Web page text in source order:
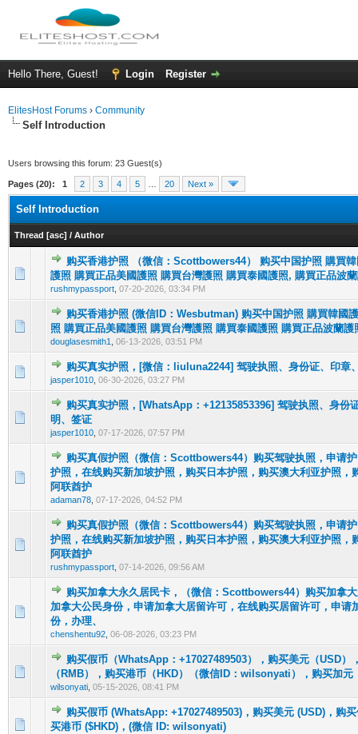
Hello There, Guest! Login Register
ElitesHost Forums › Community
Self Introduction
Users browsing this forum: 23 Guest(s)
Pages (20): 1 2 3 4 5 20 Next »
Self Introduction
Thread [asc] / Author
购买香港护照 （微信：Scottbowers44） 购买中国护照 購買
護照 購買正品美國護照 購買台灣護照 購買泰國護照, 購買正品波
rushmypassport 07-20-2026, 03:34 PM
0 Vote(s) - 0 out of 5 in Average
12345
购买香港护照 (微信ID：Wesbutman) 购买中国护照 購買韓國
照 購買正品美國護照 購買台灣護照 購買泰國護照 購買正品波蘭護
douglasesmith1 06-13-2026, 03:51 PM
0 Vote(s) - 0 out of 5 in Average
12345
购买真实护照，[微信：liuluna2244] 驾驶执照、身份证、印章
jasper1010 06-30-2026, 03:27 PM
0 Vote(s) - 0 out of 5 in Average
12345
购买真实护照，[WhatsApp：+12135853396] 驾驶执照、身份
明、签证
jasper1010 07-17-2026, 07:57 PM
购买真假护照（微信：Scottbowers44）购买驾驶执照，申请
护照，在线购买新加坡护照，购买日本护照，购买澳大利亚护照，
阿联酋护
adaman78 07-17-2026, 04:52 PM
0 Vote(s) - 0 out of 5 in Average
1 2 345
购买真假护照（微信：Scottbowers44）购买驾驶执照，申请
护照，在线购买新加坡护照，购买日本护照，购买澳大利亚护照，
阿联酋护
rushmypassport 07-14-2026, 09:56 AM
0 Vote(s) - 0 out of 5 in Average
1 2 345
购买加拿大永久居民卡，（微信：Scottbowers44）购买加拿
加拿大公民身份，申请加拿大居留许可，在线购买居留许可，申请
份，办理、
chenshentu92 06-08-2026, 03:23 PM
0 Vote(s) - 0 out of 5 in Average
12345
购买假币（WhatsApp：+17027489503），购买美元（USD）
（RMB），购买港币（HKD）（微信ID：wilsonyati），购买加元
wilsonyati 05-15-2026, 08:41 PM
0 Vote(s) - 0 out of 5 in Average
123 5
购买假币 (WhatsApp: +17027489503)，购买美元 (USD)，购
买港币 ($HKD)，(微信 ID: wilsonyati)
0 Vote(s) - 0 out of 5 in Average
12345